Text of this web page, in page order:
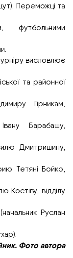
Переможці та
футбольними
висловлює
та районної
Гірникам,
Барабашу,
Дмитришину,
Тетяні Бойко,
відділу
Руслан
Фото автора